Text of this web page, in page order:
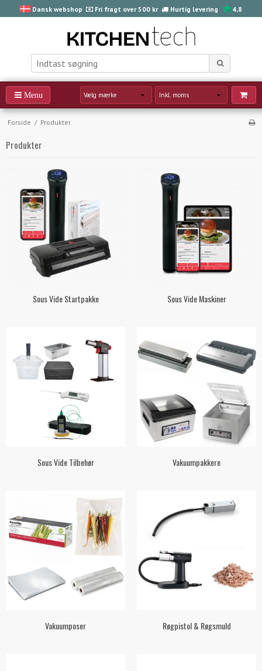
Dansk webshop Fri fragt over 500 kr Hurtig levering 4,8
Forside / Produkter
Produkter
Sous Vide Startpakke Sous Vide Maskiner
Sous Vide Tilbehør Vakuumpakkere
Vakuumposer Røgpistol & Røgsmuld